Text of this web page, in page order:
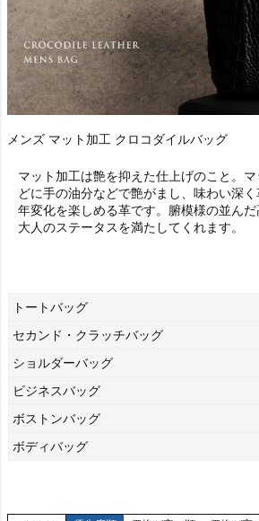
メンズ マット加工 クロコダイルバッグ
マット加工は艶を抑えた仕上げのこと。
どに手の油分などで艶がまし、味わい深
年変化を楽しめる革です。腑模様の並ん
大人のステータスを満たしてくれます。
トートバッグ
セカンド・クラッチバッグ
ショルダーバッグ
ビジネスバッグ
ボストンバッグ
ボディバッグ